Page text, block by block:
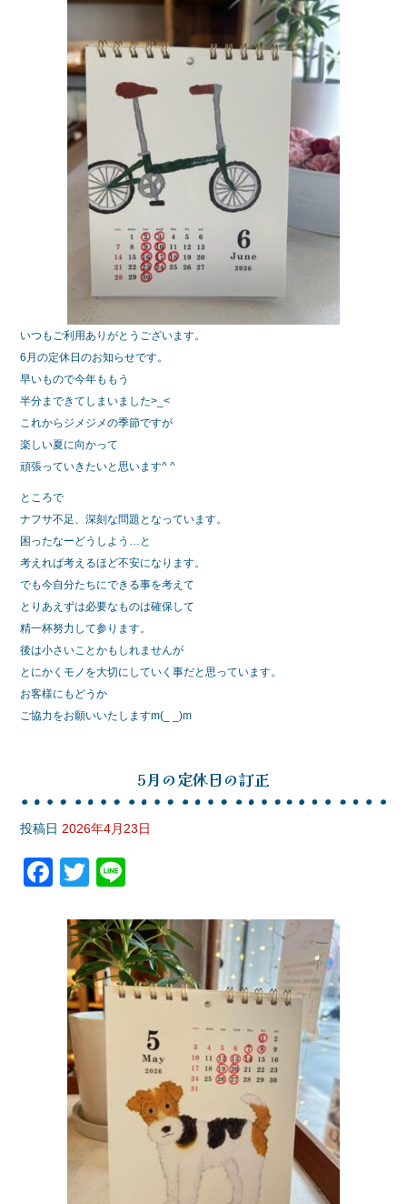
o
o
k
いつもご利用ありがとうございます。
6月の定休日のお知らせです。
早いもので今年ももう
半分まできてしまいました>_<
これからジメジメの季節ですが
楽しい夏に向かって
頑張っていきたいと思います^ ^
ところで
ナフサ不足、深刻な問題となっています。
困ったなーどうしよう…と
考えれば考えるほど不安になります。
でも今自分たちにできる事を考えて
とりあえずは必要なものは確保して
精一杯努力して参ります。
後は小さいことかもしれませんが
とにかくモノを大切にしていく事だと思っています。
お客様にもどうか
ご協力をお願いいたしますm(_ _)m
5月の定休日の訂正
投稿日 2026年4月23日
F
c
e
b
o
o
k
T
tt
er
e